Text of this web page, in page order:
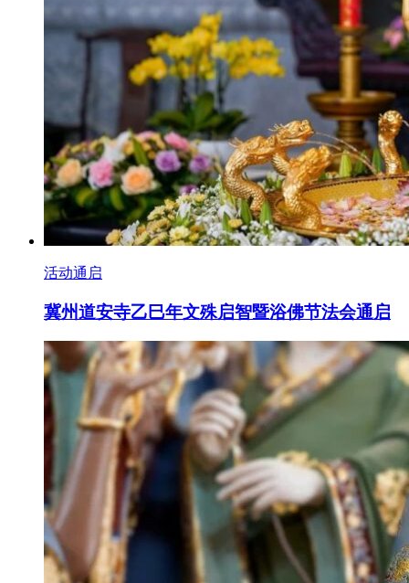
活动通启
冀州道安寺乙巳年文殊启智暨浴佛节法会通启